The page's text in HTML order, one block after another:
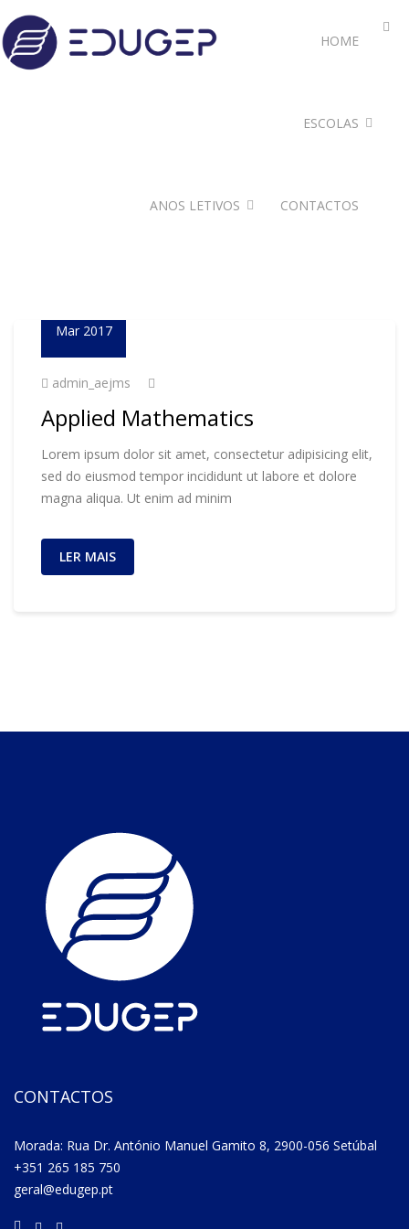
HOME
ESCOLAS
ANOS LETIVOS CONTACTOS
Mar 2017
admin_aejms
Applied Mathematics
Lorem ipsum dolor sit amet, consectetur adipisicing elit,
sed do eiusmod tempor incididunt ut labore et dolore
magna aliqua. Ut enim ad minim
LER MAIS
CONTACTOS
Morada: Rua Dr. António Manuel Gamito 8, 2900-056 Setúbal
+351 265 185 750
geral@edugep.pt